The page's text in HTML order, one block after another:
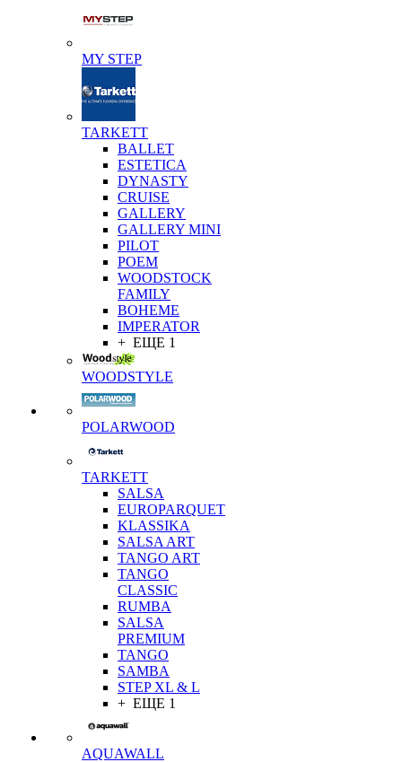
MY STEP
TARKETT
BALLET
ESTETICA
DYNASTY
CRUISE
GALLERY
GALLERY MINI
PILOT
POEM
WOODSTOCK
FAMILY
BOHEME
IMPERATOR
+ ЕЩЕ 1
WOODSTYLE
POLARWOOD
TARKETT
SALSA
EUROPARQUET
KLASSIKA
SALSA ART
TANGO ART
TANGO
CLASSIC
RUMBA
SALSA
PREMIUM
TANGO
SAMBA
STEP XL & L
+ ЕЩЕ 1
AQUAWALL